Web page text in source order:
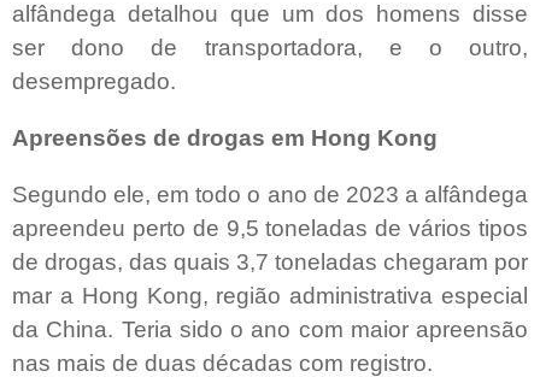
alfândega detalhou que um dos homens disse
ser dono de transportadora, e o outro,
desempregado.
Apreensões de drogas em Hong Kong
Segundo ele, em todo o ano de 2023 a alfândega
apreendeu perto de 9,5 toneladas de vários tipos
de drogas, das quais 3,7 toneladas chegaram por
mar a Hong Kong, região administrativa especial
da China. Teria sido o ano com maior apreensão
nas mais de duas décadas com registro.